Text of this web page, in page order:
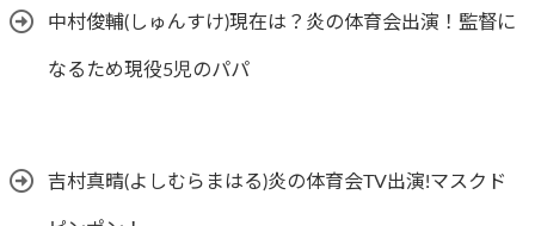
中村俊輔(しゅんすけ)現在は？炎の体育会出演！監督に
なるため現役5児のパパ
吉村真晴(よしむらまはる)炎の体育会TV出演!マスクド